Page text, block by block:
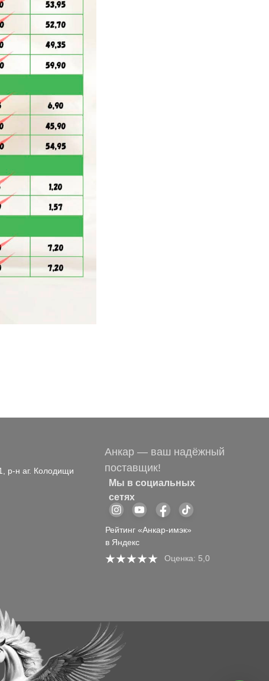
р-н аг. Колодищи
Анкар — ваш надёжный
поставщик!
Мы в социальных
сетях
Рейтинг «Анкар-имэк»
в Яндекс
Оценка: 5,0